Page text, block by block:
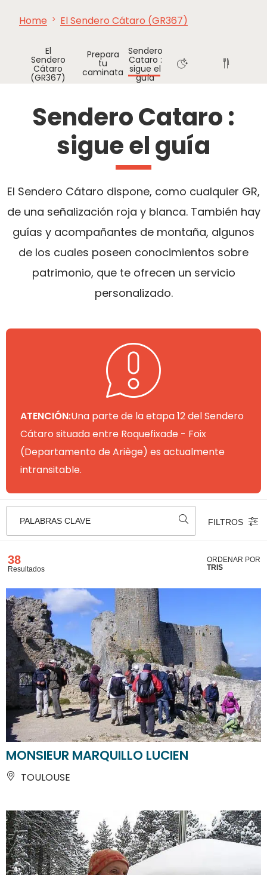
Home El Sendero Cátaro (GR367)
El
Sendero
Cátaro
(GR367)
Prepara
tu
caminata
Sendero
Cataro :
sigue el
guía
Sendero Cataro :
sigue el guía
El Sendero Cátaro dispone, como cualquier GR,
de una señalización roja y blanca. También hay
guías y acompañantes de montaña, algunos
de los cuales poseen conocimientos sobre
patrimonio, que te ofrecen un servicio
personalizado.
ATENCIÓN:Una parte de la etapa 12 del Sendero
Cátaro situada entre Roquefixade - Foix
(Departamento de Ariège) es actualmente
intransitable.
PALABRAS CLAVE FILTROS
38
Resultados
ORDENAR POR
TRIS
MONSIEUR MARQUILLO LUCIEN
TOULOUSE